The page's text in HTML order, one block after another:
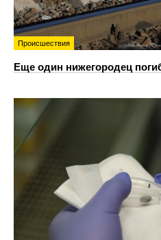
Происшествия
Еще один нижегородец